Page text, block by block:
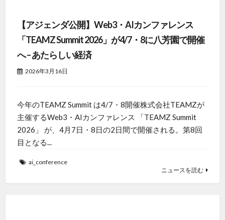
【アジェンダ公開】Web3・AIカンファレンス
「TEAMZ Summit 2026」が4/7・8に八芳園で開催
へ – あたらしい経済
2026年3月16日
今年のTEAMZ Summit は4/7・8開催株式会社TEAMZが
主催するWeb3・AIカンファレンス 「TEAMZ Summit
2026」 が、4月7日・8日の2日間で開催される。第8回
目となる...
ai_conference
ニュースを読む